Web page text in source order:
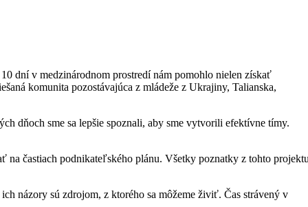
dní v medzinárodnom prostredí nám pomohlo nielen získať
komunita pozostávajúca z mládeže z Ukrajiny, Talianska,
dňoch sme sa lepšie spoznali, aby sme vytvorili efektívne tímy.
častiach podnikateľského plánu. Všetky poznatky z tohto
názory sú zdrojom, z ktorého sa môžeme živiť. Čas strávený v